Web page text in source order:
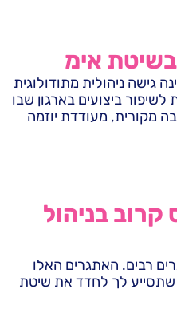
בשיטת אימ
גישה ניהולית מתודולוגית
לשיפור ביצועים בארגון שבו
מקורית, מעודדת יוזמה
בניהול
רבים. האתגרים האלו
שתסייע לך לחדד את שיטת